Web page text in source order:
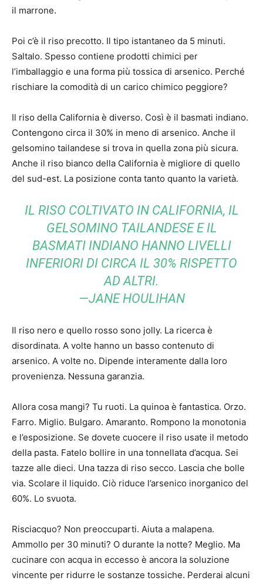
il marrone.
Poi c’è il riso precotto. Il tipo istantaneo da 5 minuti.
Saltalo. Spesso contiene prodotti chimici per
l’imballaggio e una forma più tossica di arsenico. Perché
rischiare la comodità di un carico chimico peggiore?
Il riso della California è diverso. Così è il basmati indiano.
Contengono circa il 30% in meno di arsenico. Anche il
gelsomino tailandese si trova in quella zona più sicura.
Anche il riso bianco della California è migliore di quello
del sud-est. La posizione conta tanto quanto la varietà.
IL RISO COLTIVATO IN CALIFORNIA, IL
GELSOMINO TAILANDESE E IL
BASMATI INDIANO HANNO LIVELLI
INFERIORI DI CIRCA IL 30% RISPETTO
AD ALTRI.
—JANE HOULIHAN
Il riso nero e quello rosso sono jolly. La ricerca è
disordinata. A volte hanno un basso contenuto di
arsenico. A volte no. Dipende interamente dalla loro
provenienza. Nessuna garanzia.
Allora cosa mangi? Tu ruoti. La quinoa è fantastica. Orzo.
Farro. Miglio. Bulgaro. Amaranto. Rompono la monotonia
e l’esposizione. Se dovete cuocere il riso usate il metodo
della pasta. Fatelo bollire in una tonnellata d’acqua. Sei
tazze alle dieci. Una tazza di riso secco. Lascia che bolle
via. Scolare il liquido. Ciò riduce l’arsenico inorganico del
60%. Lo svuota.
Risciacquo? Non preoccuparti. Aiuta a malapena.
Ammollo per 30 minuti? O durante la notte? Meglio. Ma
cucinare con acqua in eccesso è ancora la soluzione
vincente per ridurre le sostanze tossiche. Perderai alcuni